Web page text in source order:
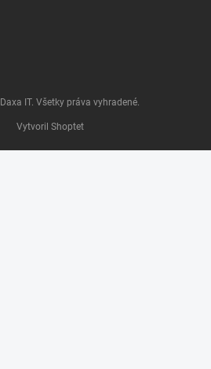
Vytvoril Shoptet
Daxa IT. Všetky práva vyhradené.